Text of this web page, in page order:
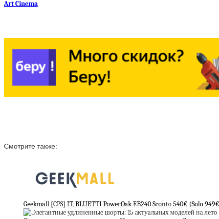
Art Cinema
Смотрите также:
Geekmall [CPS] IT, BLUETTI PowerOak EB240 Sconto 540€ (Solo